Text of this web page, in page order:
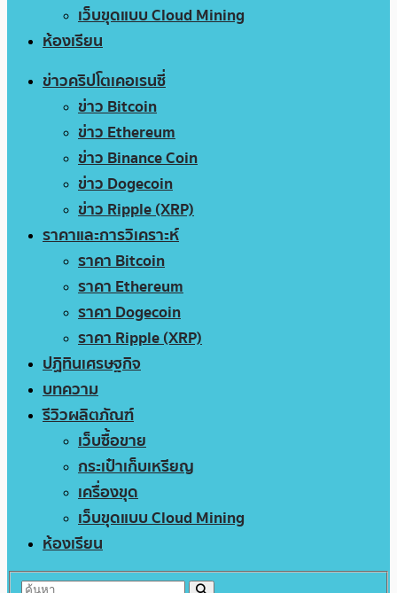
เว็บขุดแบบ Cloud Mining
ห้องเรียน
ข่าวคริปโตเคอเรนซี่
ข่าว Bitcoin
ข่าว Ethereum
ข่าว Binance Coin
ข่าว Dogecoin
ข่าว Ripple (XRP)
ราคาและการวิเคราะห์
ราคา Bitcoin
ราคา Ethereum
ราคา Dogecoin
ราคา Ripple (XRP)
ปฏิทินเศรษฐกิจ
บทความ
รีวิวผลิตภัณฑ์
เว็บซื้อขาย
กระเป๋าเก็บเหรียญ
เครื่องขุด
เว็บขุดแบบ Cloud Mining
ห้องเรียน